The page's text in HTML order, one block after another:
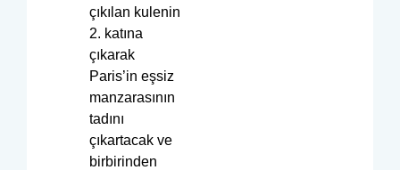
çıkılan kulenin
2. katına
çıkarak
Paris’in eşsiz
manzarasının
tadını
çıkartacak ve
birbirinden